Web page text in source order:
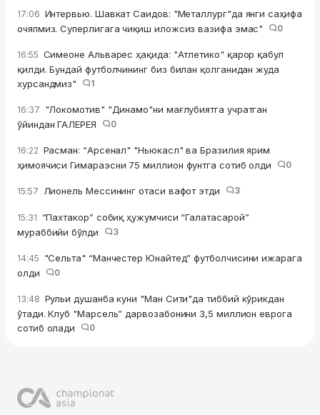
17:06 Интервью. Шавкат Саидов: "Металлург"да янги саҳифа
очяпмиз. Суперлигага чиқиш иложсиз вазифа эмас"
0
16:55 Симеоне Альварес ҳақида: "Атлетико" қарор қабул
қилди. Бундай футболчининг биз билан қолганидан жуда
хурсандмиз"
1
16:37 "Локомотив" "Динамо"ни мағлубиятга учратган
ўйиндан ГАЛЕРЕЯ
0
16:22 Расман: “Арсенал" "Ньюкасл" ва Бразилия ярим
ҳимоячиси Гимараэсни 75 миллион фунтга сотиб олди
0
15:57 Лионель Мессининг отаси вафот этди 3
15:31 “Пахтакор” собиқ ҳужумчиси “Галатасарой”
мураббийи бўлди
3
14:45 "Сельта" “Манчестер Юнайтед” футболчисини ижарага
олди
0
13:48 Рульи душанба куни "Ман Сити"да тиббий кўрикдан
ўтади. Клуб "Марсель” дарвозабонини 3,5 миллион еврога
сотиб олади
0